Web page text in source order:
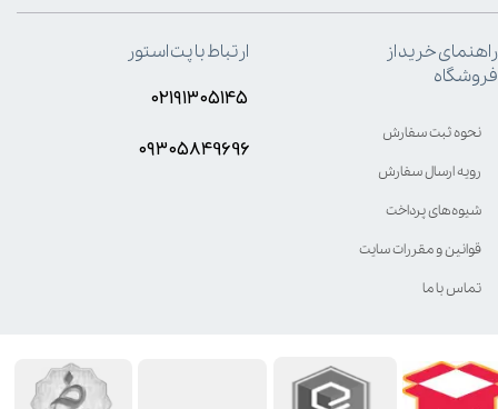
راهنمای خرید از
فروشگاه
نحوه ثبت سفارش
رویه ارسال سفارش
شیوه‌های پرداخت
قوانین و مقررات سایت
تماس با ما
ارتباط با پت استور
۰۲۱۹۱۳۰۵۱۴۵
۰۹۳۰۵8۴9696